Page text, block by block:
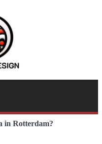
in Rotterdam?